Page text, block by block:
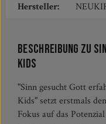
Hersteller:
Beschreibung zu
Kids
"Sinn gesucht Gott
Kids" setzt erstmals den
Fokus auf das
Kinderkirche über
und Freizeit bis
Religionsunterricht.